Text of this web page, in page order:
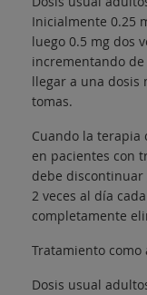
Inicialmente 0.25
luego 0.5 mg dos
incrementando de
llegar a una dosis
tomas.
Cuando la terapia
en pacientes con
debe discontinuar
2 veces al día
completamente
Tratamiento
Dosis usual